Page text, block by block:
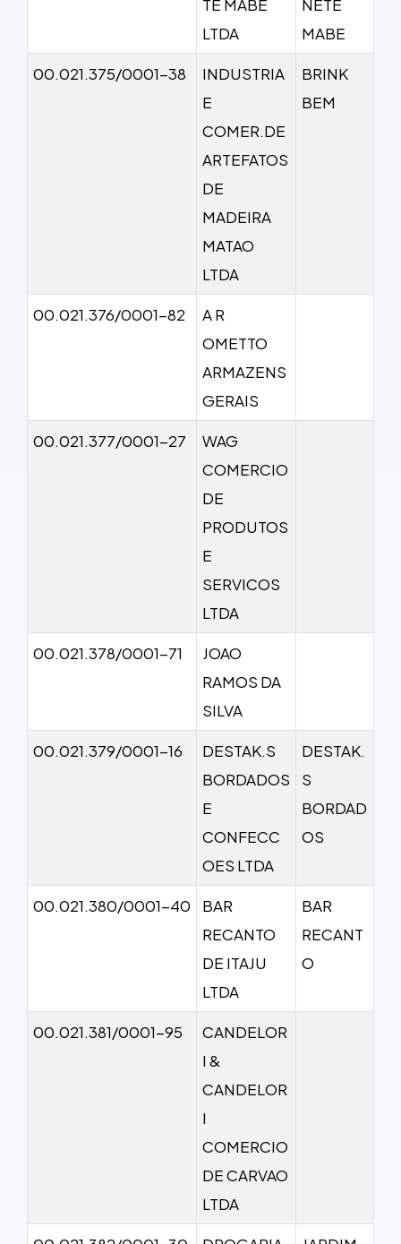
TE MABE
LTDA
NETE
MABE
00.021.375/0001-38
INDUSTRIA
E
COMER.DE
ARTEFATOS
DE
MADEIRA
MATAO
LTDA
BRINK
BEM
00.021.376/0001-82
A R
OMETTO
ARMAZENS
GERAIS
00.021.377/0001-27
WAG
COMERCIO
DE
PRODUTOS
E
SERVICOS
LTDA
00.021.378/0001-71
JOAO
RAMOS DA
SILVA
00.021.379/0001-16
DESTAK.S
BORDADOS
E
CONFECC
OES LTDA
DESTAK.
S
BORDAD
OS
00.021.380/0001-40
BAR
RECANTO
DE ITAJU
LTDA
BAR
RECANT
O
00.021.381/0001-95
CANDELOR
I &
CANDELOR
I
COMERCIO
DE CARVAO
LTDA